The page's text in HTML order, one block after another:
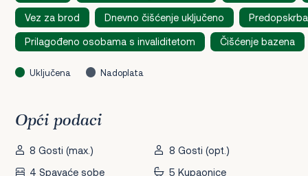
Vez za brod Dnevno čišćenje uključeno
Prilagođeno osobama s invaliditetom Čišćenje bazena
Uključena Nadoplata
Opći podaci
8 Gosti (max.)
8 Gosti (opt.)
4 Spavaće sobe
5 Kupaonice